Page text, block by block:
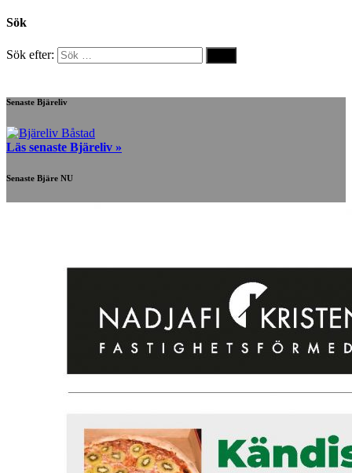
Sök
Sök efter:
Senaste Bjäreliv
Läs senaste Bjäreliv »
Senaste Bjäre NU